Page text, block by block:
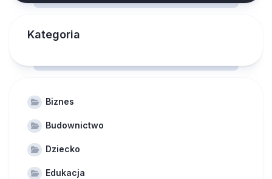
Kategoria
Biznes
Budownictwo
Dziecko
Edukacja